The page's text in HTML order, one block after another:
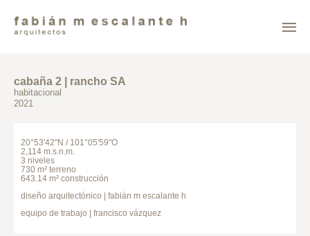
cabaña 2 | rancho SA
habitacional
2021
20°53'42"N / 101°05'59"O
2,114 m.s.n.m.
3 niveles
730 m² terreno
643.14 m² construcción
diseño arquitectónico | fabián m escalante h
equipo de trabajo | francisco vázquez